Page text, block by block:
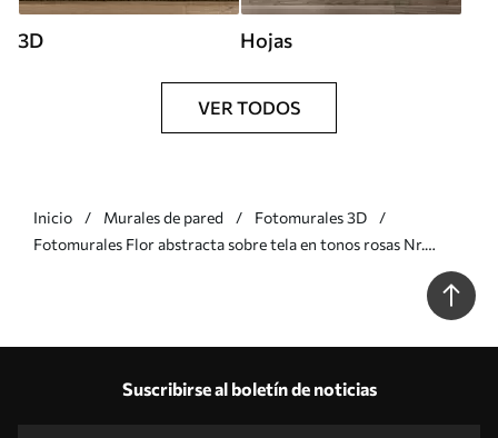
3D Hojas
VER TODOS
Inicio Murales de pared
Fotomurales 3D
Fotomurales Flor abstracta sobre tela en tonos rosas Nr.
Suscribirse al boletín de noticias